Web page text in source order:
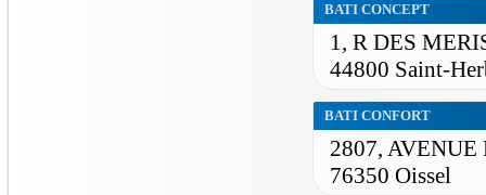
BATI CONCEPT
1, R DES
44800 Saint-
BATI CONFORT
2807,
76350 Oissel